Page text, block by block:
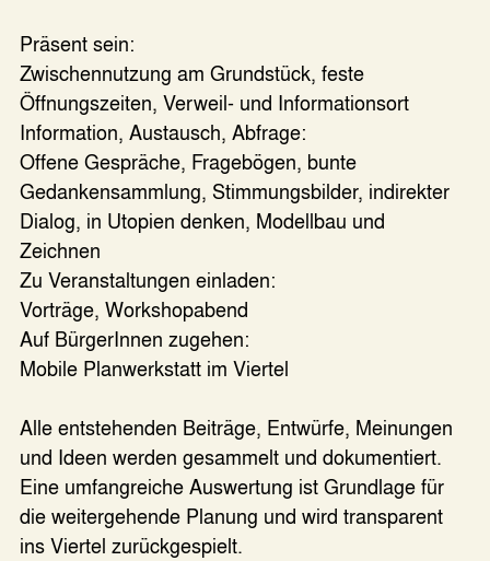
Präsent sein:
Zwischennutzung am Grundstück, feste
Öffnungszeiten, Verweil- und Informationsort
Information, Austausch, Abfrage:
Offene Gespräche, Fragebögen, bunte
Gedankensammlung, Stimmungsbilder, indirekter
Dialog, in Utopien denken, Modellbau und
Zeichnen
Zu Veranstaltungen einladen:
Vorträge, Workshopabend
Auf BürgerInnen zugehen:
Mobile Planwerkstatt im Viertel
Alle entstehenden Beiträge, Entwürfe, Meinungen
und Ideen werden gesammelt und dokumentiert.
Eine umfangreiche Auswertung ist Grundlage für
die weitergehende Planung und wird transparent
ins Viertel zurückgespielt.